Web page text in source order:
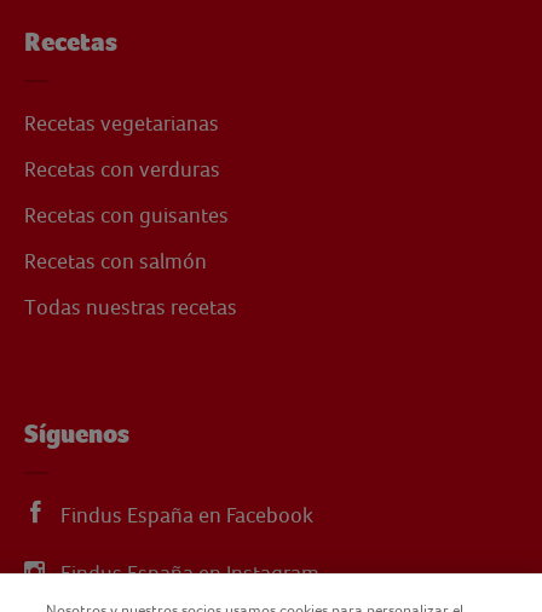
Recetas
Recetas vegetarianas
Recetas con verduras
Recetas con guisantes
Recetas con salmón
Todas nuestras recetas
Síguenos
Findus España en Facebook
Findus España en Instagram